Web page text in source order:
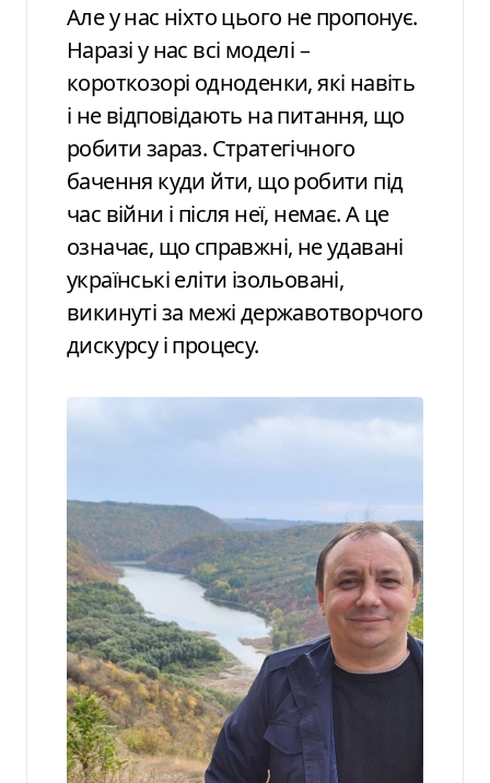
Але у нас ніхто цього не пропонує.
Наразі у нас всі моделі –
короткозорі одноденки, які навіть
і не відповідають на питання, що
робити зараз. Стратегічного
бачення куди йти, що робити під
час війни і після неї, немає. А це
означає, що справжні, не удавані
українські еліти ізольовані,
викинуті за межі державотворчого
дискурсу і процесу.